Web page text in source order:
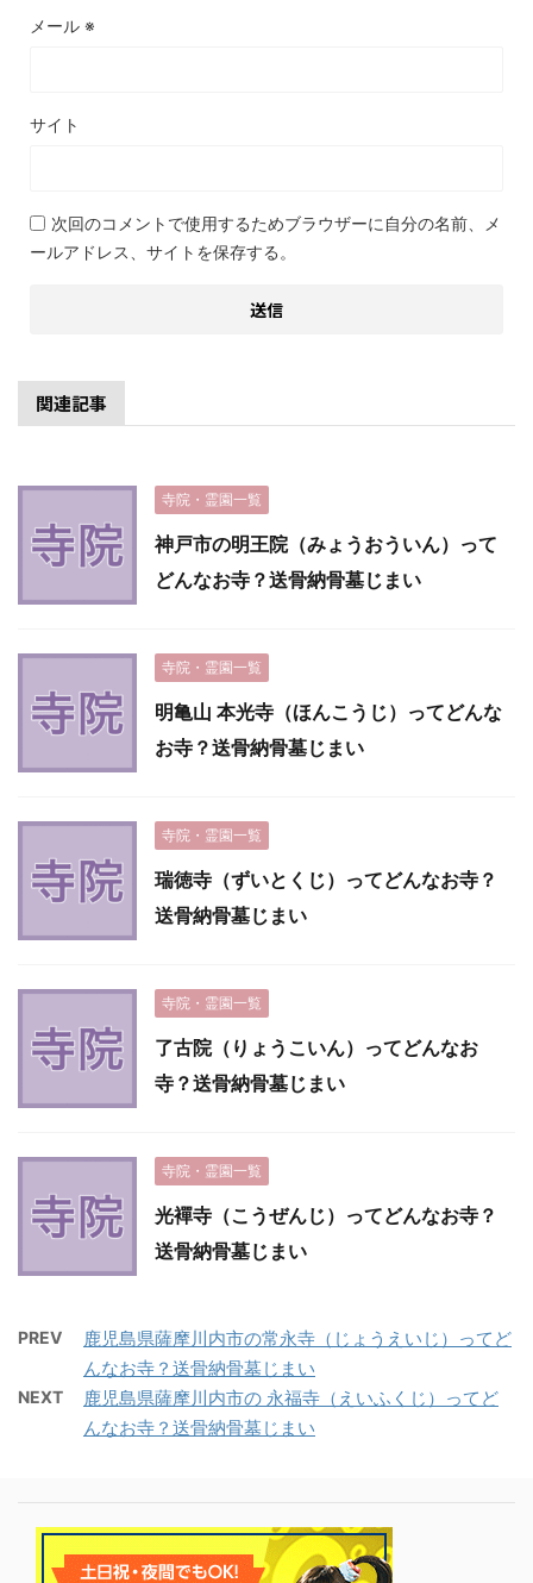
メール ※
サイト
次回のコメントで使用するためブラウザーに自分の名前、メ
ールアドレス、サイトを保存する。
関連記事
寺院・霊園一覧
神戸市の明王院（みょうおういん）って
どんなお寺？送骨納骨墓じまい
寺院・霊園一覧
明亀山 本光寺（ほんこうじ）ってどんな
お寺？送骨納骨墓じまい
寺院・霊園一覧
瑞徳寺（ずいとくじ）ってどんなお寺？
送骨納骨墓じまい
寺院・霊園一覧
了古院（りょうこいん）ってどんなお
寺？送骨納骨墓じまい
寺院・霊園一覧
光襌寺（こうぜんじ）ってどんなお寺？
送骨納骨墓じまい
PREV
鹿児島県薩摩川内市の常永寺（じょうえいじ）ってど
んなお寺？送骨納骨墓じまい
NEXT
鹿児島県薩摩川内市の 永福寺（えいふくじ）ってど
んなお寺？送骨納骨墓じまい